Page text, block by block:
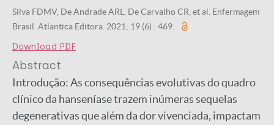
Silva FDMV, De Andrade ARL, De Carvalho CR, et al. Enfermagem
Brasil. Atlantica Editora. 2021; 19 (6) : 469.
Download PDF
Abstract
Introdução: As consequências evolutivas do quadro
clínico da hanseníase trazem inúmeras sequelas
degenerativas que além da dor vivenciada, impactam